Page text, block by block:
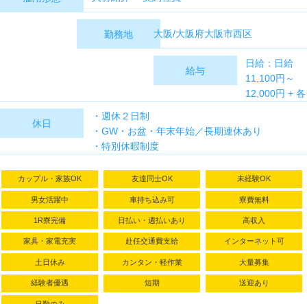
勤務地 大阪/大阪府大阪市西区
給与
日給：日給
11,100円～
12,000円 + 各
【月収例】
358,000円～
続ければ定期
的に昇給あ
り！
さらに、最大
146万円の満
期慰労金も受
け取れる★
休日
・週休２日制
・GW・お盆・年末年始／長期連休あり
・特別休暇制度
カップル・家族OK 友達同士OK 未経験OK
男女活躍中 車持ち込み可 寮費無料
1R寮完備 日払い・週払いあり 高収入
家具・家電充実 赴任交通費支給 インターネット可
土日休み カンタン・軽作業 大量募集
経験者優遇 短期 送迎あり